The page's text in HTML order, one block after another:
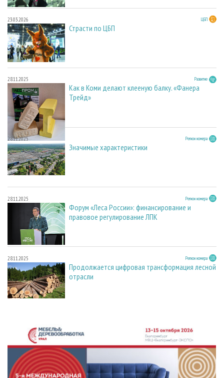
23.03.2026 ЦБП
Страсти по ЦБП
28.11.2025 Развитие
Как в Коми делают клееную балку. «Фанера
Трейд»
28.11.2025 Регион номера
Значимые характеристики
28.11.2025 Регион номера
Форум «Леса России»: финансирование и
правовое регулирование ЛПК
28.11.2025 Регион номера
Продолжается цифровая трансформация лесной
отрасли